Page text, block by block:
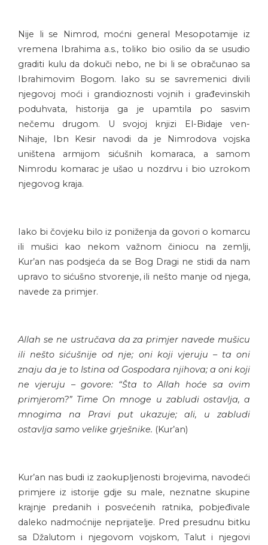
Nije li se Nimrod, moćni general Mesopotamije iz
vremena Ibrahima a.s., toliko bio osilio da se usudio
graditi kulu da dokuči nebo, ne bi li se obračunao sa
Ibrahimovim Bogom. Iako su se savremenici divili
njegovoj moći i grandioznosti vojnih i građevinskih
poduhvata, historija ga je upamtila po sasvim
nečemu drugom. U svojoj knjizi El-Bidaje ven-
Nihaje, Ibn Kesir navodi da je Nimrodova vojska
uništena armijom sićušnih komaraca, a samom
Nimrodu komarac je ušao u nozdrvu i bio uzrokom
njegovog kraja.
Iako bi čovjeku bilo iz poniženja da govori o komarcu
ili mušici kao nekom važnom činiocu na zemlji,
Kur’an nas podsjeća da se Bog Dragi ne stidi da nam
upravo to sićušno stvorenje, ili nešto manje od njega,
navede za primjer.
Allah se ne ustručava da za primjer navede mušicu
ili nešto sićušnije od nje; oni koji vjeruju – ta oni
znaju da je to Istina od Gospodara njihova; a oni koji
ne vjeruju – govore: “Šta to Allah hoće sa ovim
primjerom?” Time On mnoge u zabludi ostavlja, a
mnogima na Pravi put ukazuje; ali, u zabludi
ostavlja samo velike grješnike. (Kur’an)
Kur’an nas budi iz zaokupljenosti brojevima, navodeći
primjere iz istorije gdje su male, neznatne skupine
krajnje predanih i posvećenih ratnika, pobjeđivale
daleko nadmoćnije neprijatelje. Pred presudnu bitku
sa Džalutom i njegovom vojskom, Talut i njegovi